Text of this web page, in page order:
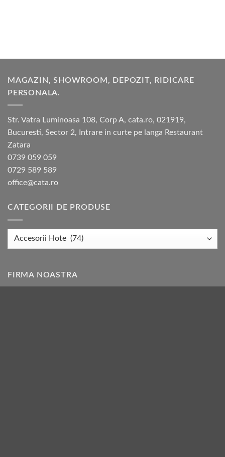
MAGAZIN, SHOWROOM, DEPOZIT, RIDICARE
PERSONALA.
Str. Vatra Luminoasa 108, Corp A, cata.ro, 021919,
Bucuresti, Sector 2, Intrare in curte pe langa Restaurant
Zatara
0739 059 059
0729 589 589
office@cata.ro
CATEGORII DE PRODUSE
FIRMA NOASTRA